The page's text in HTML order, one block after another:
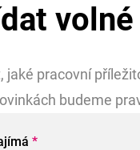
jaké pracovní
budeme
*